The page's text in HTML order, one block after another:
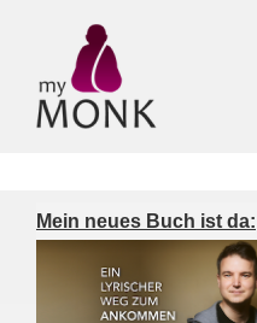
Mein neues Buch ist da: